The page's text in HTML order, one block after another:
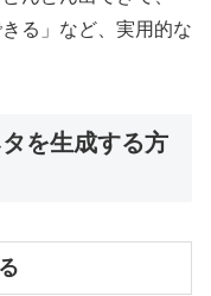
る」など、実用的な
を生成する方